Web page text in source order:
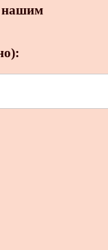
нашим